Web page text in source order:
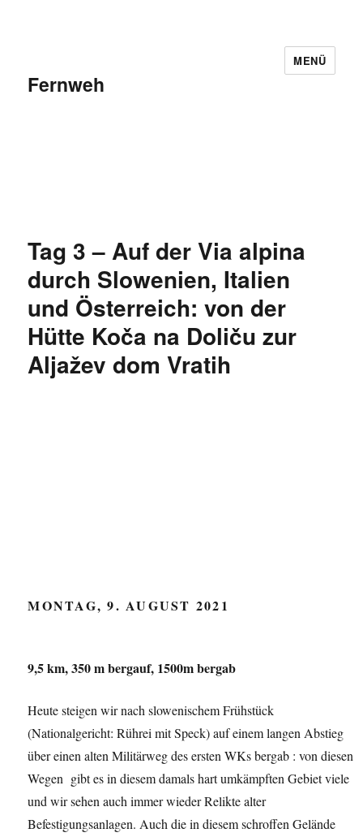
Fernweh
MENÜ
Tag 3 – Auf der Via alpina
durch Slowenien, Italien
und Österreich: von der
Hütte Koča na Doliču zur
Aljažev dom Vratih
MONTAG, 9. AUGUST 2021
9,5 km, 350 m bergauf, 1500m bergab
Heute steigen wir nach slowenischem Frühstück
(Nationalgericht: Rührei mit Speck) auf einem langen Abstieg
über einen alten Militärweg des ersten WKs bergab : von diesen
Wegen gibt es in diesem damals hart umkämpften Gebiet viele
und wir sehen auch immer wieder Relikte alter
Befestigungsanlagen. Auch die in diesem schroffen Gelände